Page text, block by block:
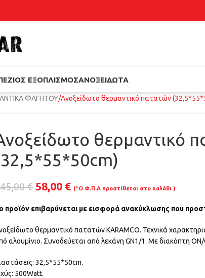
ΕΞΟΠΛΙΣΜΌΣΑΝΟΞΕΊΔΩΤΑ
ΦΑΓΗΤΟΥ Ανοξείδωτο θερμαντικό πατατών
θερμαντικό
€ 58,00€ (*Ο Φ.Π.Α προστίθεται στο καλάθι )
προϊόν επιβαρύνεται με εισφορά ανακύκλωσης που
θερμαντικό πατατών KARAMCO. Τεχνικά
αλουμίνιο. Συνοδεύεται από λεκάνη GN1/1. Με διακόπτη ON/
32,5*55*50cm.
500Watt.